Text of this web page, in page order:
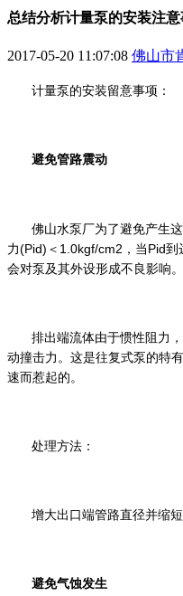
总结分析计量泵的安装注
2017-05-20 11:07:08 佛山市
计量泵的安装留意事项：
避免管路震动
佛山水泵厂为了避免产生
力(Pid) ＜ 1.0kgf/cm2 ，当 Pid到
会对泵及其外设形成不良影响。
排出端流体由于惯性阻力
动撞击力。这是往复式泵的特
速而惹起的。
处理方法：
增大出口端管路直径并缩
避免气蚀发生